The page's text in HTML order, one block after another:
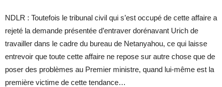
NDLR : Toutefois le tribunal civil qui s’est occupé de cette affaire a
rejeté la demande présentée d’entraver dorénavant Urich de
travailler dans le cadre du bureau de Netanyahou, ce qui laisse
entrevoir que toute cette affaire ne repose sur autre chose que de
poser des problèmes au Premier ministre, quand lui-même est la
première victime de cette tendance…